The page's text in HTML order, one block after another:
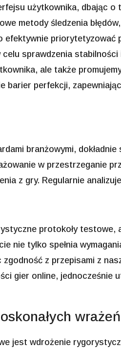
użytkownika, dbając o
metody śledzenia
priorytetyzować
sprawdzenia
ale także
barier perfekcji,
branżowymi,
w przestrzeganie
z gry. Regularnie
protokoły testowe,
nie tylko spełnia
z przepisami z
gier online, jednocześnie
wrażeń
jest wdrożenie